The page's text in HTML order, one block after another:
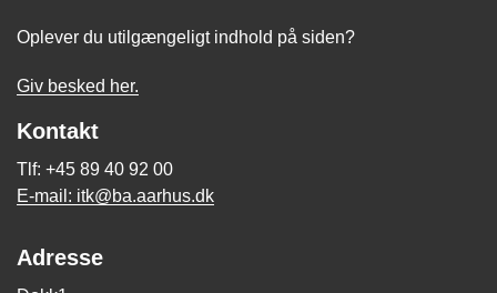
Oplever du utilgængeligt indhold på siden?
Giv besked her.
Kontakt
Tlf: +45 89 40 92 00
E-mail: itk@ba.aarhus.dk
Adresse